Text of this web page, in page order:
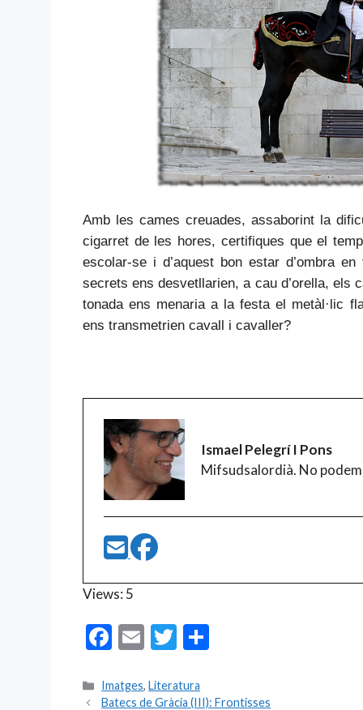
Amb les cames creuades, assaborint la
cigarret de les hores, certifiques que el
escolar-se i d’aquest bon estar d’ombra
secrets ens desvetllarien, a cau d’orella, els
tonada ens menaria a la festa el metàl·lic
ens transmetrien cavall i cavaller?
Ismael Pelegrí I Pons
Mifsudsalordià. No
Views: 5
F
e
E
ai
T
itt
Categories
Imatges,Literatura
Batecs de Gràcia (III): Frontisses